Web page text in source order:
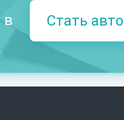
в
Стать